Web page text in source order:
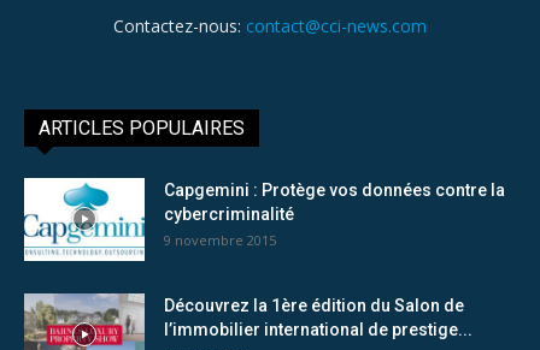
Contactez-nous: contact@cci-news.com
ARTICLES POPULAIRES
Capgemini : Protège vos données contre la
cybercriminalité
9 novembre 2015
Découvrez la 1ère édition du Salon de
l’immobilier international de prestige...